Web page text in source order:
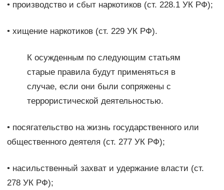
• производство и сбыт наркотиков (ст. 228.1 УК РФ);
• хищение наркотиков (ст. 229 УК РФ).
К осужденным по следующим статьям
старые правила будут применяться в
случае, если они были сопряжены с
террористической деятельностью.
• посягательство на жизнь государственного или
общественного деятеля (ст. 277 УК РФ);
• насильственный захват и удержание власти (ст.
278 УК РФ);